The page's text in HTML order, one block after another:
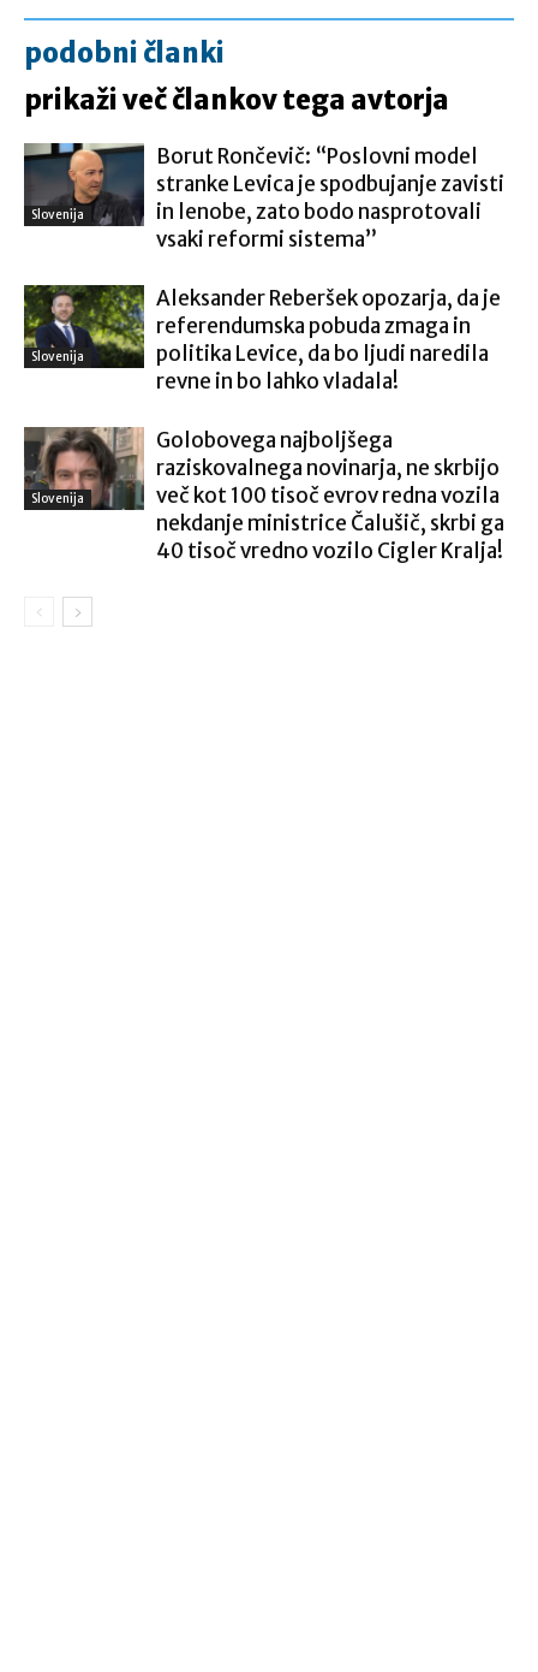
podobni članki
prikaži več člankov tega avtorja
Slovenija
Borut Rončevič: “Poslovni model
stranke Levica je spodbujanje zavisti
in lenobe, zato bodo nasprotovali
vsaki reformi sistema”
Slovenija
Aleksander Reberšek opozarja, da je
referendumska pobuda zmaga in
politika Levice, da bo ljudi naredila
revne in bo lahko vladala!
Slovenija
Golobovega najboljšega
raziskovalnega novinarja, ne skrbijo
več kot 100 tisoč evrov redna vozila
nekdanje ministrice Čalušič, skrbi ga
40 tisoč vredno vozilo Cigler Kralja!